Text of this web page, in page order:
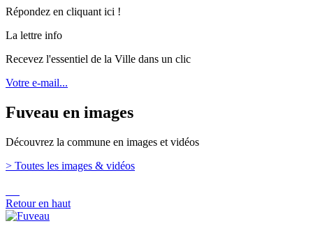
Répondez en cliquant ici !
La lettre info
Recevez l'essentiel de la Ville dans un clic
Votre e-mail...
Fuveau en images
Découvrez la commune en images et vidéos
> Toutes les images & vidéos
Retour en haut